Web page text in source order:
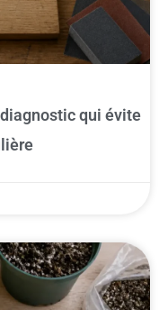
qui évite